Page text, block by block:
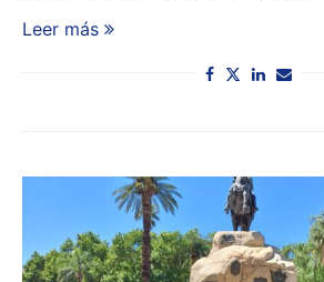
Leer más